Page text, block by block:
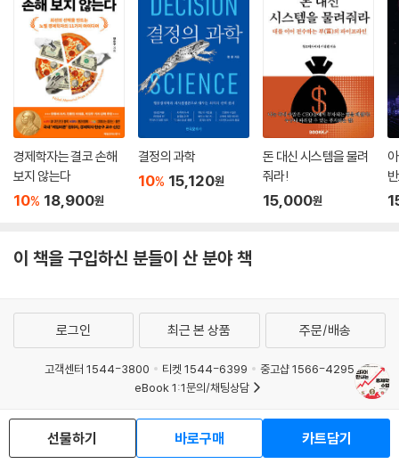
고수하거나 중앙 은행이 시장에 돈을 계속 푼다면, 수요 견인 인플레이션
은 더욱 악화될 수밖에 없습니다.
--- pp.301~302, 「연봉은 올랐는데 왜 작년보다 쪼들릴까:
인플레이션이라는 벽」 중에서
경제 뉴스에 숨겨진
돈의 흐름을 읽는 기술
“테이퍼링이 시작되면 달러 강세가 나타날 것이다.”
“연준이 공개시장을 통해 국채를 대량 매입해 경제가 살아나고 있다.”
앞의 문장들을 읽는 순간 단번에 이해했는가? 매일 쏟아지는 경제 뉴스 속
에서 진정한 의미를 파악하기란 쉽지 않다. 암호화폐부터 양적완화까지,
끊임없이 진화하는 경제 용어 사이에서 개인 자산과 투자에 영향을 미치는
실질적인 정보를 포착하는 사람은 거의 없을 것이다.
『드디어 만나는 경제학 수업』은 독자들의 눈앞에서 어려운 경제 용어의 안
실적으로 해석하는 방법을 제시한다.
이 책은 경제 정책과 시장 변화가 물가와 금리, 대출과 자산을 어떻게 바꿔
놓는지 그 연쇄 반응을 논리적으로 설명한다. 중앙은행의 통화 정책이 대
중의 투자 심리에 어떤 영향을 미치는지, 환율과 금리의 변화가 중산층 소
비와 어떻게 직결되는지 구체적 사례로 풀어낸다. 독자들은 경제학자들이
사용하는 특별한 ‘렌즈’를 통해 세상을 바라보는 방법을 배우게 된다.
경제학자는 결코 손해
보지 않는다
10% 18,900원
결정의 과학
10% 15,120원
돈 대신 시스템을 물려
줘라!
15,000원
이 책을 구입하신 분들이 산 분야 책
선물하기 바로구매 카트담기
로그인 최근 본 상품 주문/배송
고객센터 1544-3800 티켓 1544-6399
중고샵 1566-4295
eBook 1:1문의/채팅상담
개인정보처리방침
청소년보호정책
PC버전
회사소개 거래처관계자께